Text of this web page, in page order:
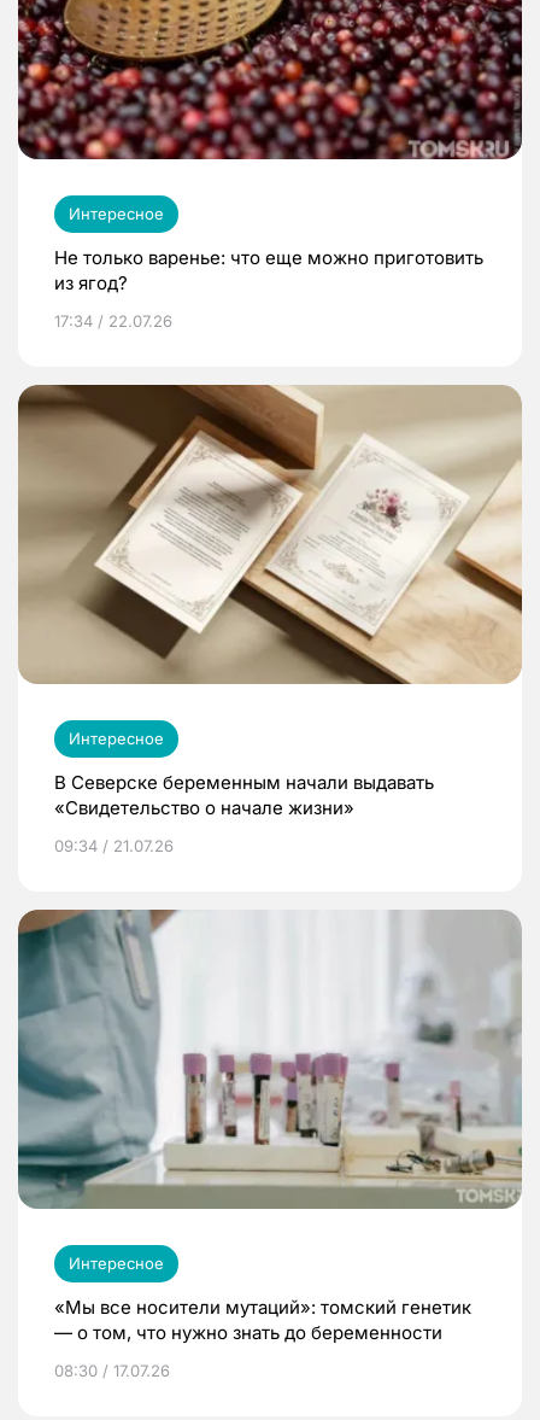
Интересное
Не только варенье: что еще можно приготовить
из ягод?
17:34 / 22.07.26
Интересное
В Северске беременным начали выдавать
«Свидетельство о начале жизни»
09:34 / 21.07.26
Интересное
«Мы все носители мутаций»: томский генетик
— о том, что нужно знать до беременности
08:30 / 17.07.26